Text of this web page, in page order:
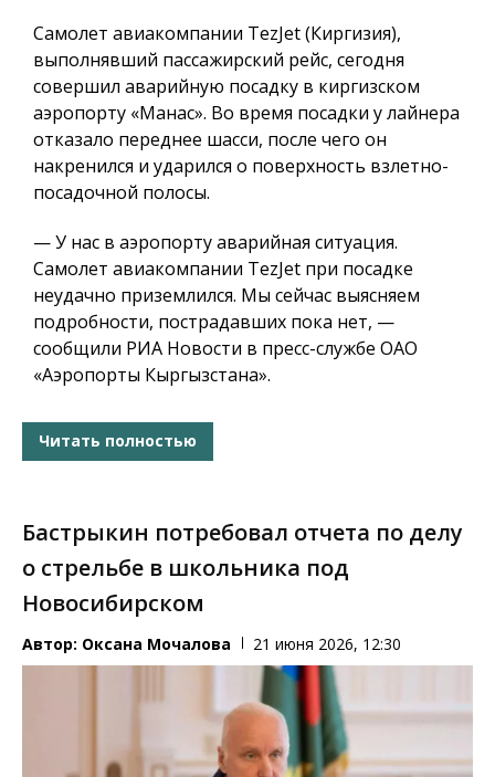
Самолет авиакомпании TezJet (Киргизия),
выполнявший пассажирский рейс, сегодня
совершил аварийную посадку в киргизском
аэропорту «Манас». Во время посадки у лайнера
отказало переднее шасси, после чего он
накренился и ударился о поверхность взлетно-
посадочной полосы.
— У нас в аэропорту аварийная ситуация.
Самолет авиакомпании TezJet при посадке
неудачно приземлился. Мы сейчас выясняем
подробности, пострадавших пока нет, —
сообщили РИА Новости в пресс-службе ОАО
«Аэропорты Кыргызстана».
Читать полностью
Бастрыкин потребовал отчета по делу
о стрельбе в школьника под
Новосибирском
Автор: Оксана Мочалова 21 июня 2026, 12:30